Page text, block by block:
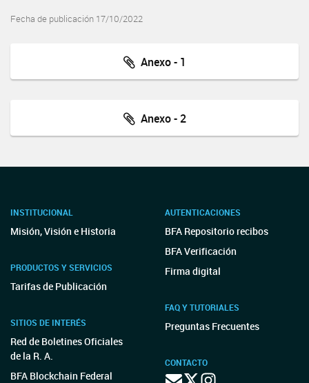
Fecha de publicación 17/10/2022
Anexo - 1
Anexo - 2
INSTITUCIONAL
Misión, Visión e Historia
PRODUCTOS Y SERVICIOS
Tarifas de Publicación
SITIOS DE INTERÉS
Red de Boletines Oficiales
de la R. A.
BFA Blockchain Federal
AUTENTICACIONES
BFA Repositorio recibos
BFA Verificación
Firma digital
FAQ Y TUTORIALES
Preguntas Frecuentes
CONTACTO